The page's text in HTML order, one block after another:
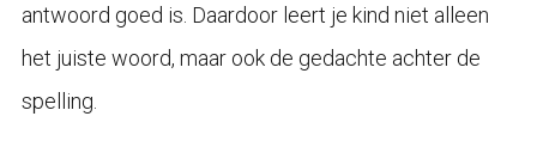
antwoord goed is. Daardoor leert je kind niet alleen
het juiste woord, maar ook de gedachte achter de
spelling.